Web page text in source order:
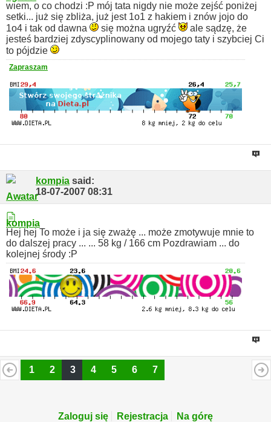
wiem, o co chodzi :P mój tata nigdy nie może zejść poniżej
setki... już się zbliża, już jest 1o1 z hakiem i znów jojo do
1o4 i tak od dawna
się można ugryźć
ale sądzę, że
jesteś bardziej zdyscyplinowany od mojego taty i szybciej Ci
to pójdzie
Zapraszam
kompia said:
18-07-2007 08:31
Hej hej To może i ja się zważę ... może zmotywuje mnie to
do dalszej pracy ... ... 58 kg / 166 cm Pozdrawiam ... do
kolejnej środy :P
1 2 3 4 5 6 7
Zaloguj się Rejestracja Na górę